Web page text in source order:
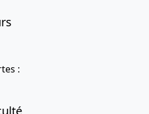
au greffe :
inscription est prise
Designation du bien nanti :
EUROS;
régimes
: